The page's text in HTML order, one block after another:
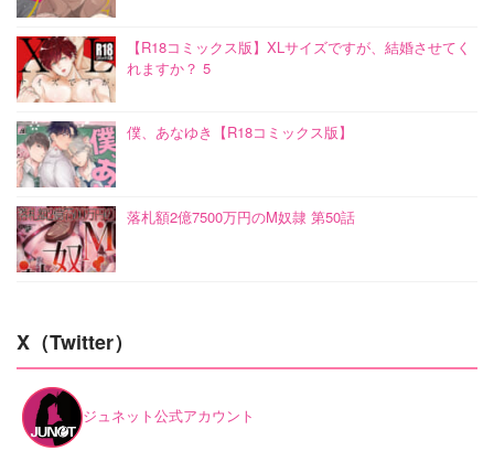
【R18コミックス版】XLサイズですが、結婚させてく
れますか？ 5
僕、あなゆき【R18コミックス版】
落札額2億7500万円のM奴隷 第50話
X（Twitter）
ジュネット公式アカウント